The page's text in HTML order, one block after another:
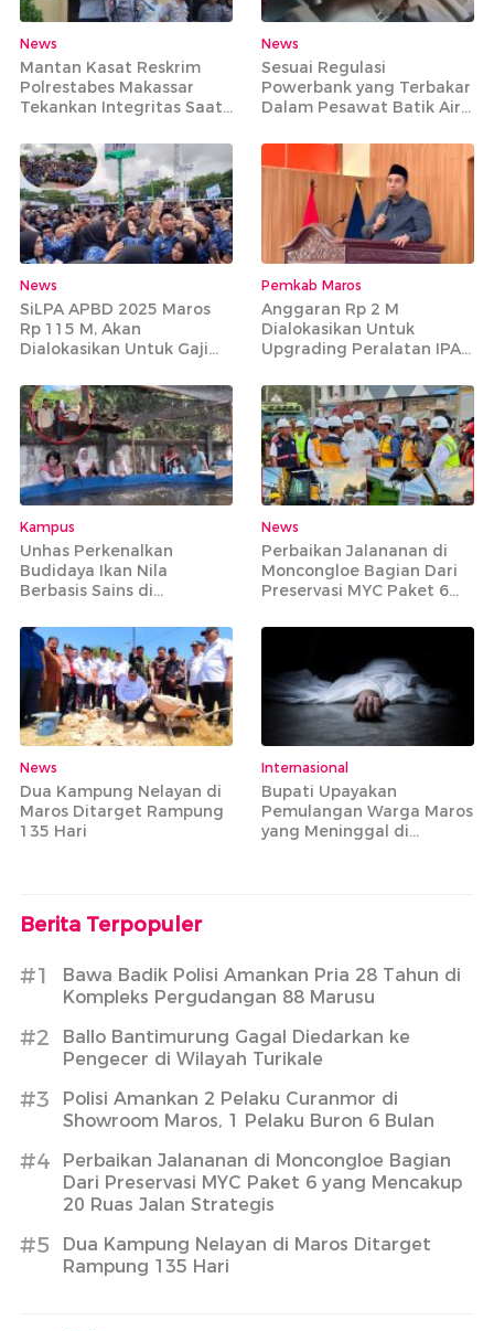
News
Mantan Kasat Reskrim
Polrestabes Makassar
Tekankan Integritas Saat
Mapolres Maros
News
Sesuai Regulasi
Powerbank yang Terbakar
Dalam Pesawat Batik Air
Bisa Dibawa
News
SiLPA APBD 2025 Maros
Rp 115 M, Akan
Dialokasikan Untuk Gaji
Pemkab Maros
Anggaran Rp 2 M
Dialokasikan Untuk
Upgrading Peralatan IPA
Kampus
Unhas Perkenalkan
Budidaya Ikan Nila
Berbasis Sains di
News
Perbaikan Jalananan di
Moncongloe Bagian Dari
Preservasi MYC Paket 6
Jalan Strategis
News
Dua Kampung Nelayan di
Maros Ditarget Rampung
135 Hari
Internasional
Bupati Upayakan
Pemulangan Warga Maros
yang Meninggal di
Berita Terpopuler
#1
Bawa Badik Polisi Amankan Pria 28 Tahun di
Kompleks Pergudangan 88 Marusu
#2
Ballo Bantimurung Gagal Diedarkan ke
Pengecer di Wilayah Turikale
#3
Polisi Amankan 2 Pelaku Curanmor di
Showroom Maros, 1 Pelaku Buron 6 Bulan
#4
Perbaikan Jalananan di Moncongloe Bagian
Dari Preservasi MYC Paket 6 yang Mencakup
20 Ruas Jalan Strategis
#5
Dua Kampung Nelayan di Maros Ditarget
Rampung 135 Hari